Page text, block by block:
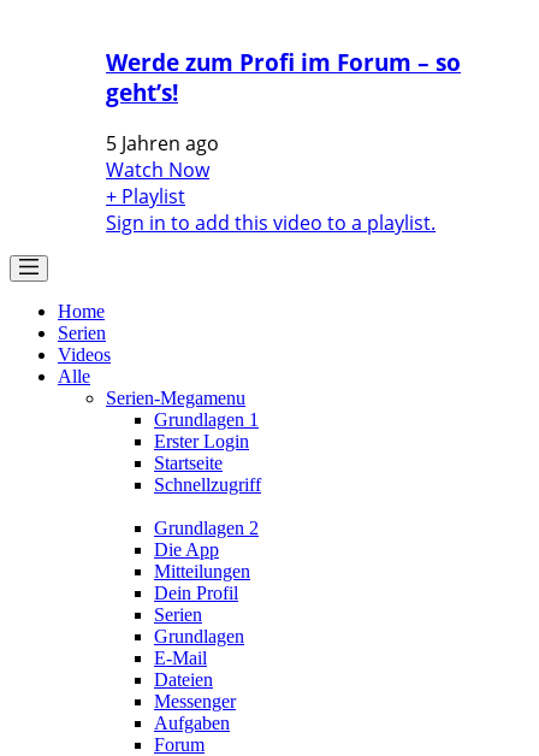
Werde zum Profi im Forum – so
geht’s!
5 Jahren ago
Watch Now
+ Playlist
Sign in to add this video to a playlist.
Home
Serien
Videos
Alle
Serien-Megamenu
Grundlagen 1
Erster Login
Startseite
Schnellzugriff
Grundlagen 2
Die App
Mitteilungen
Dein Profil
Serien
Grundlagen
E-Mail
Dateien
Messenger
Aufgaben
Forum